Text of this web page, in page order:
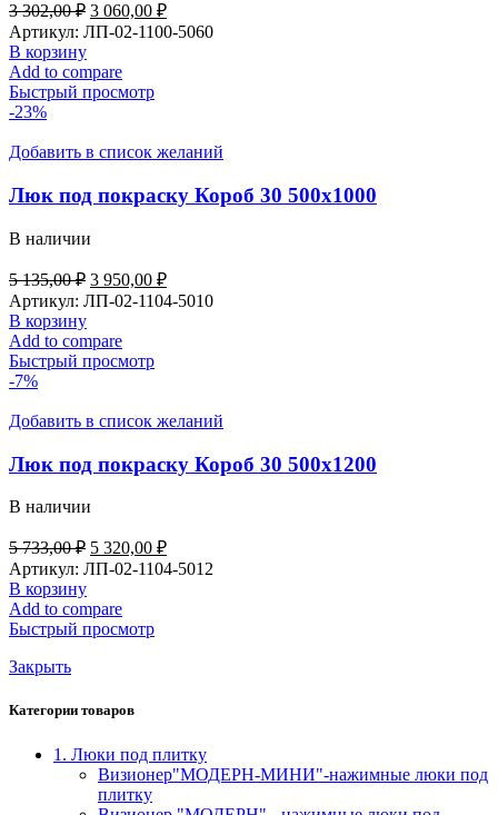
3 302,00₽ 3 060,00 ₽
Артикул: ЛП-02-1100-5060
В корзину
Add to compare
Быстрый просмотр
-23%
Добавить в список желаний
Люк под покраску Короб 30 500х1000
В наличии
5 135,00₽ 3 950,00 ₽
Артикул: ЛП-02-1104-5010
В корзину
Add to compare
Быстрый просмотр
-7%
Добавить в список желаний
Люк под покраску Короб 30 500х1200
В наличии
5 733,00₽ 5 320,00 ₽
Артикул: ЛП-02-1104-5012
В корзину
Add to compare
Быстрый просмотр
Закрыть
Категории товаров
1. Люки под плитку
Визионер"МОДЕРН-МИНИ"-нажимные люки под
плитку